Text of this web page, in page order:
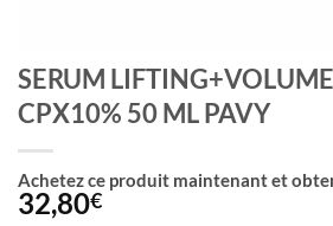
SERUM
CPX10% 50 ML PAVY
Achetez ce produit maintenant et
32,80€